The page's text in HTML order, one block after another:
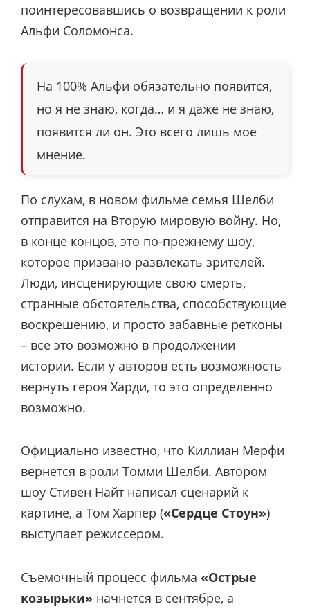
поинтересовавшись о возвращении к роли
Альфи Соломонса.
На 100% Альфи обязательно появится,
но я не знаю, когда… и я даже не знаю,
появится ли он. Это всего лишь мое
мнение.
По слухам, в новом фильме семья Шелби
отправится на Вторую мировую войну. Но,
в конце концов, это по-прежнему шоу,
которое призвано развлекать зрителей.
Люди, инсценирующие свою смерть,
странные обстоятельства, способствующие
воскрешению, и просто забавные ретконы
– все это возможно в продолжении
истории. Если у авторов есть возможность
вернуть героя Харди, то это определенно
возможно.
Официально известно, что Киллиан Мерфи
вернется в роли Томми Шелби. Автором
шоу Стивен Найт написал сценарий к
картине, а Том Харпер («Сердце Стоун»)
выступает режиссером.
Съемочный процесс фильма «Острые
козырьки» начнется в сентябре, а